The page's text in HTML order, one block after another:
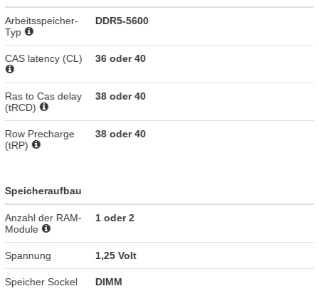
Arbeitsspeicher-
Typ
DDR5-5600
CAS latency (CL) 36 oder 40
Ras to Cas delay
(tRCD)
38 oder 40
Row Precharge
(tRP)
38 oder 40
Speicheraufbau
Anzahl der RAM-
Module
1 oder 2
Spannung 1,25 Volt
Speicher Sockel DIMM